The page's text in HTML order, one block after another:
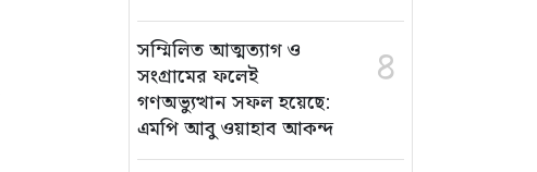
সম্মিলিত আত্মত্যাগ ও
সংগ্রামের ফলেই
গণঅভ্যুত্থান সফল হয়েছে:
এমপি আবু ওয়াহাব আকন্দ
৪